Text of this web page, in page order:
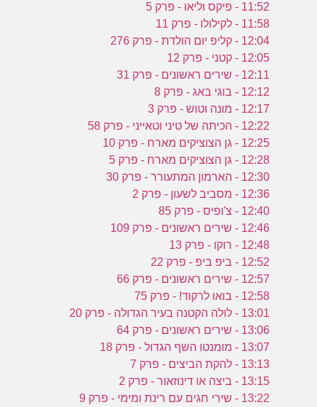
11:52 - פיקס וליאו - פרק 5
11:58 - לקילולו - פרק 11
12:04 - קליפ יום הולדת - פרק 276
12:05 - קטני - פרק 12
12:11 - שירים ראשונים - פרק 31
12:12 - בוגי באג - פרק 8
12:17 - מונה וטוש - פרק 3
12:22 - הכיתה של טיני וטאייני - פרק 58
12:25 - גן הצוציקים מארח - פרק 10
12:28 - גן הצוציקים מארח - פרק 5
12:30 - הארמון המתעורר - פרק 30
12:36 - מסביב לשעון - פרק 2
12:40 - צ'ופיס - פרק 85
12:46 - שירים ראשונים - פרק 109
12:48 - רוקו - פרק 13
12:52 - ביפ ביפ - פרק 22
12:57 - שירים ראשונים - פרק 66
12:58 - בואו לרקוד! - פרק 75
13:01 - לולה הקטנה בעיר הגדולה - פרק 20
13:06 - שירים ראשונים - פרק 64
13:07 - מומנטו השף הגדול - פרק 18
13:13 - להקת הביצים - פרק 7
13:15 - ביצה או דינוזאור - פרק 2
13:22 - שירי חגים עם רינת ומימי - פרק 9